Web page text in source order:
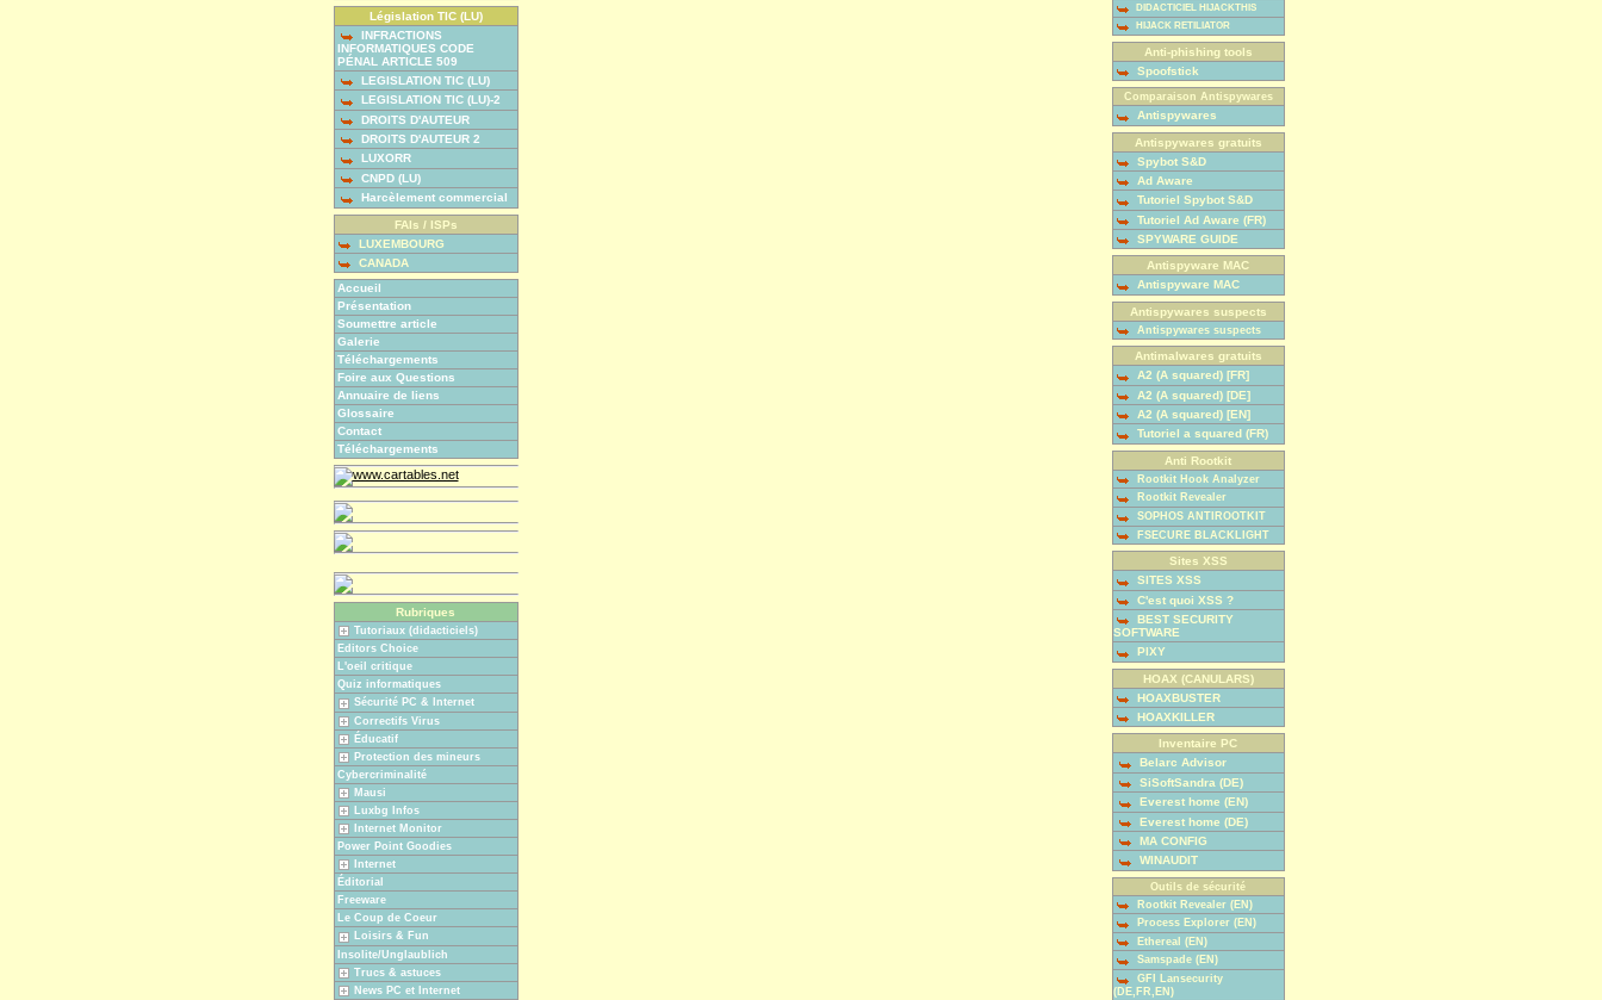
Législation TIC (LU)
INFRACTIONS
INFORMATIQUES CODE
PÉNAL ARTICLE 509
LEGISLATION TIC (LU)
LEGISLATION TIC (LU)-2
DROITS D'AUTEUR
DROITS D'AUTEUR 2
LUXORR
CNPD (LU)
Harcèlement commercial
FAIs / ISPs
LUXEMBOURG
CANADA
Accueil
Présentation
Soumettre article
Galerie
Téléchargements
Foire aux Questions
Annuaire de liens
Glossaire
Contact
Téléchargements
Rubriques
Tutoriaux (didacticiels)
Editors Choice
L'oeil critique
Quiz informatiques
Sécurité PC & Internet
Correctifs Virus
Éducatif
Protection des mineurs
Cybercriminalité
Mausi
Luxbg Infos
Internet Monitor
Power Point Goodies
Internet
Éditorial
Freeware
Le Coup de Coeur
Loisirs & Fun
Insolite/Unglaublich
Trucs & astuces
News PC et Internet
DIDACTICIEL HIJACKTHIS
HIJACK RETILIATOR
Anti-phishing tools
Spoofstick
Comparaison Antispywares
Antispywares
Antispywares gratuits
Spybot S&D
Ad Aware
Tutoriel Spybot S&D
Tutoriel Ad Aware (FR)
SPYWARE GUIDE
Antispyware MAC
Antispyware MAC
Antispywares suspects
Antispywares suspects
Antimalwares gratuits
A2 (A squared) [FR]
A2 (A squared) [DE]
A2 (A squared) [EN]
Tutoriel a squared (FR)
Anti Rootkit
Rootkit Hook Analyzer
Rootkit Revealer
SOPHOS ANTIROOTKIT
FSECURE BLACKLIGHT
Sites XSS
SITES XSS
C'est quoi XSS ?
BEST SECURITY
SOFTWARE
PIXY
HOAX (CANULARS)
HOAXBUSTER
HOAXKILLER
Inventaire PC
Belarc Advisor
SiSoftSandra (DE)
Everest home (EN)
Everest home (DE)
MA CONFIG
WINAUDIT
Outils de sécurité
Rootkit Revealer (EN)
Process Explorer (EN)
Ethereal (EN)
Samspade (EN)
GFI Lansecurity
(DE,FR,EN)